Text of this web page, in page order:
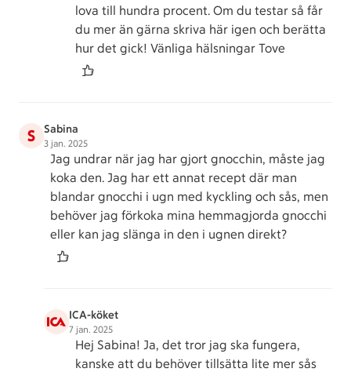
lova till hundra procent. Om du testar så får
du mer än gärna skriva här igen och berätta
hur det gick! Vänliga hälsningar Tove
S Sabina
3 jan. 2025
Jag undrar när jag har gjort gnocchin, måste jag
koka den. Jag har ett annat recept där man
blandar gnocchi i ugn med kyckling och sås, men
behöver jag förkoka mina hemmagjorda gnocchi
eller kan jag slänga in den i ugnen direkt?
ICA-köket
7 jan. 2025
Hej Sabina! Ja, det tror jag ska fungera,
kanske att du behöver tillsätta lite mer sås